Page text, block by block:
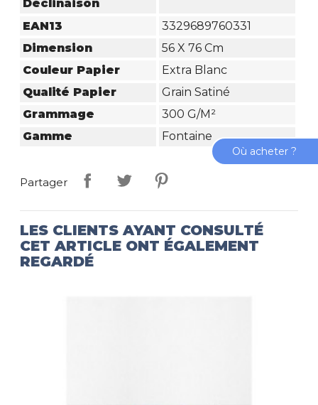
Déclinaison
EAN13
3329689760331
Dimension
56 X 76 Cm
Couleur Papier
Extra Blanc
Qualité Papier
Grain Satiné
Grammage
300 G/m²
Gamme
Fontaine
Partager
LES CLIENTS AYANT CONSULTÉ
CET ARTICLE ONT ÉGALEMENT
REGARDÉ
Où acheter ?